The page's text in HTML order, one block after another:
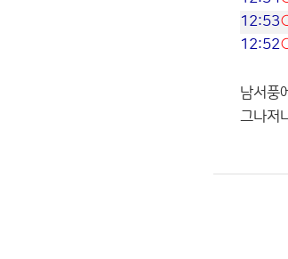
12:53
12:52
남서풍
그나저